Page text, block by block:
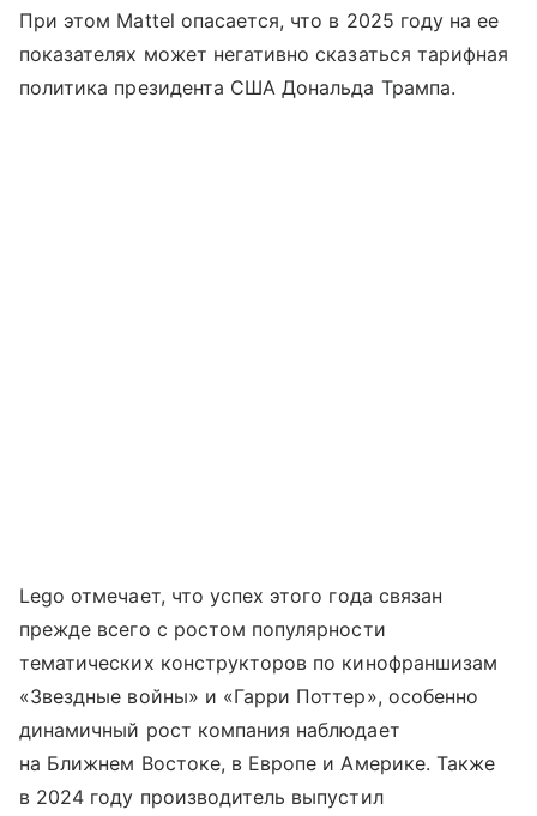
При этом Mattel опасается, что в 2025 году на ее
показателях может негативно сказаться тарифная
политика президента США Дональда Трампа.
Lego отмечает, что успех этого года связан
прежде всего с ростом популярности
тематических конструкторов по кинофраншизам
«Звездные войны» и «Гарри Поттер», особенно
динамичный рост компания наблюдает
на Ближнем Востоке, в Европе и Америке. Также
в 2024 году производитель выпустил